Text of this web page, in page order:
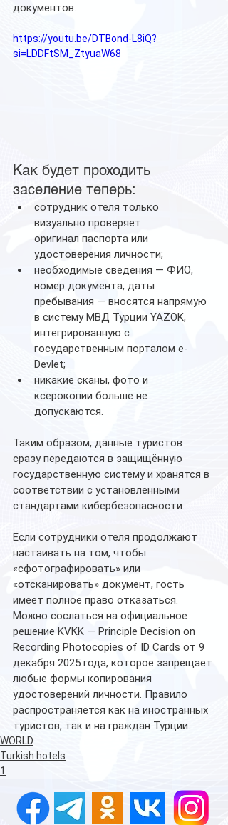
документов.
https://youtu.be/DTBond-L8iQ?
si=LDDFtSM_ZtyuaW68
Как будет проходить
заселение теперь:
сотрудник отеля только
визуально проверяет
оригинал паспорта или
удостоверения личности;
необходимые сведения — ФИО,
номер документа, даты
пребывания — вносятся напрямую
в систему МВД Турции YAZOK,
интегрированную с
государственным порталом e-
Devlet;
никакие сканы, фото и
ксерокопии больше не
допускаются.
Таким образом, данные туристов
сразу передаются в защищённую
государственную систему и хранятся в
соответствии с установленными
стандартами кибербезопасности.
Если сотрудники отеля продолжают
настаивать на том, чтобы
«сфотографировать» или
«отсканировать» документ, гость
имеет полное право отказаться.
Можно сослаться на официальное
решение KVKK — Principle Decision on
Recording Photocopies of ID Cards от 9
декабря 2025 года, которое запрещает
любые формы копирования
удостоверений личности. Правило
распространяется как на иностранных
туристов, так и на граждан Турции.
WORLD
Turkish hotels
1